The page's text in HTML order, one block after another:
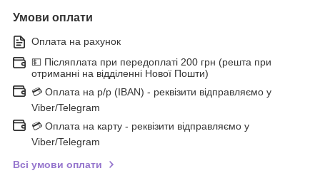
Умови оплати
Оплата на рахунок
💵 Післяплата при передоплаті 200 грн (решта при
отриманні на відділенні Нової Пошти)
💳 Оплата на р/р (IBAN) - реквізити відправляємо у
Viber/Telegram
💳 Оплата на карту - реквізити відправляємо у
Viber/Telegram
Всі умови оплати